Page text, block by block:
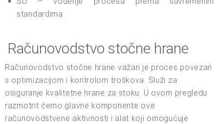
standardima.
Računovodstvo stočne hrane
Računovodstvo stočne hrane važan je proces povezan
s optimizacijom i kontrolom troškova. Služi za
osiguranje kvalitetne hrane za stoku. U ovom pregledu
razmotrit ćemo glavne komponente ove
računovodstvene aktivnosti i alat koji omogućuje